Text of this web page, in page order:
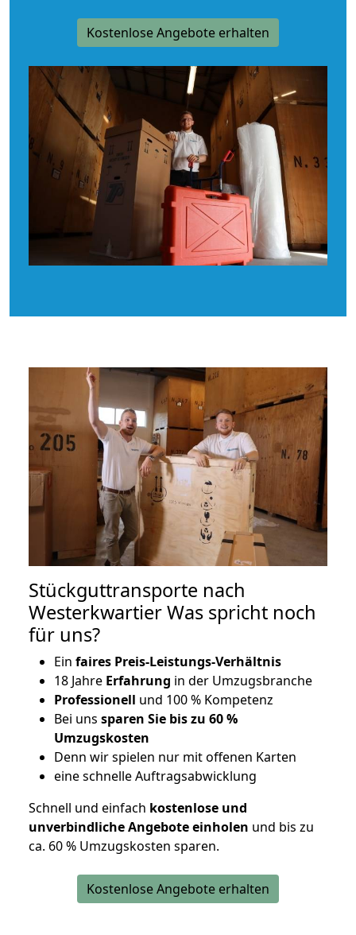
Kostenlose Angebote erhalten
Stückguttransporte nach
Westerkwartier Was spricht noch
für uns?
Ein faires Preis-Leistungs-Verhältnis
18 Jahre Erfahrung in der Umzugsbranche
Professionell und 100 % Kompetenz
Bei uns sparen Sie bis zu 60 %
Umzugskosten
Denn wir spielen nur mit offenen Karten
eine schnelle Auftragsabwicklung
Schnell und einfach kostenlose und
unverbindliche Angebote einholen und bis zu
ca. 60 % Umzugskosten sparen.
Kostenlose Angebote erhalten